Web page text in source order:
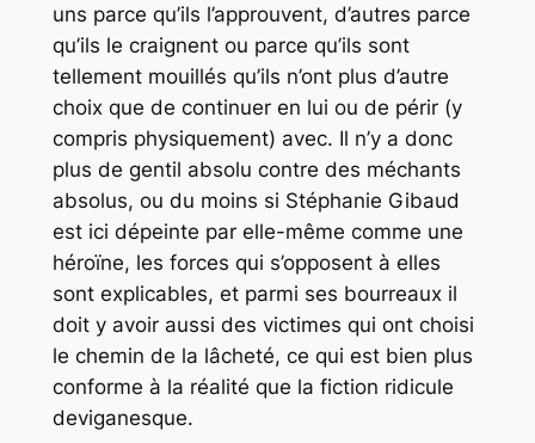
uns parce qu’ils l’approuvent, d’autres parce
qu’ils le craignent ou parce qu’ils sont
tellement mouillés qu’ils n’ont plus d’autre
choix que de continuer en lui ou de périr (y
compris physiquement) avec. Il n’y a donc
plus de gentil absolu contre des méchants
absolus, ou du moins si Stéphanie Gibaud
est ici dépeinte par elle-même comme une
héroïne, les forces qui s’opposent à elles
sont explicables, et parmi ses bourreaux il
doit y avoir aussi des victimes qui ont choisi
le chemin de la lâcheté, ce qui est bien plus
conforme à la réalité que la fiction ridicule
deviganesque.